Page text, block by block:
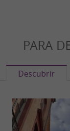
PARA
Descubrir